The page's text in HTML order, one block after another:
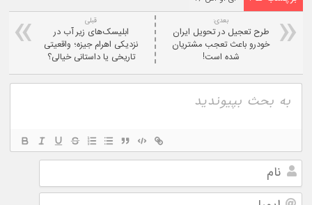
قبلی
ابلیسک‌های زیر آب در
نزدیکی اهرام جیزه؛ واقعیتی
تاریخی یا داستانی خیالی؟
بعدی:
طرح تعجیل در تحویل ایران
خودرو باعث تعجب مشتریان
شده است!
نام
ایمیل